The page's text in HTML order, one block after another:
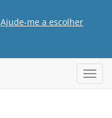
Ajude-me a escolher